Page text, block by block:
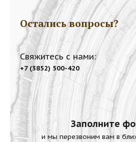
Остались вопросы?
Свяжитесь с нами:
+7 (3852) 500-420
Заполните
и мы перезвоним вам в